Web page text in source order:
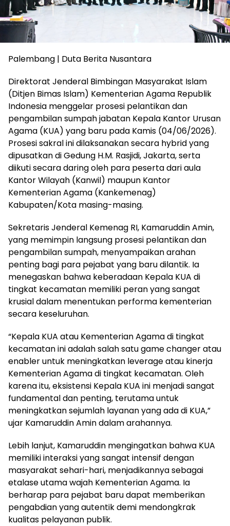
Palembang | Duta Berita Nusantara
Direktorat Jenderal Bimbingan Masyarakat Islam
(Ditjen Bimas Islam) Kementerian Agama Republik
Indonesia menggelar prosesi pelantikan dan
pengambilan sumpah jabatan Kepala Kantor Urusan
Agama (KUA) yang baru pada Kamis (04/06/2026).
Prosesi sakral ini dilaksanakan secara hybrid yang
dipusatkan di Gedung H.M. Rasjidi, Jakarta, serta
diikuti secara daring oleh para peserta dari aula
Kantor Wilayah (Kanwil) maupun Kantor
Kementerian Agama (Kankemenag)
Kabupaten/Kota masing-masing.
Sekretaris Jenderal Kemenag RI, Kamaruddin Amin,
yang memimpin langsung prosesi pelantikan dan
pengambilan sumpah, menyampaikan arahan
penting bagi para pejabat yang baru dilantik. Ia
menegaskan bahwa keberadaan Kepala KUA di
tingkat kecamatan memiliki peran yang sangat
krusial dalam menentukan performa kementerian
secara keseluruhan.
“Kepala KUA atau Kementerian Agama di tingkat
kecamatan ini adalah salah satu game changer atau
enabler untuk meningkatkan leverage atau kinerja
Kementerian Agama di tingkat kecamatan. Oleh
karena itu, eksistensi Kepala KUA ini menjadi sangat
fundamental dan penting, terutama untuk
meningkatkan sejumlah layanan yang ada di KUA,”
ujar Kamaruddin Amin dalam arahannya.
Lebih lanjut, Kamaruddin mengingatkan bahwa KUA
memiliki interaksi yang sangat intensif dengan
masyarakat sehari-hari, menjadikannya sebagai
etalase utama wajah Kementerian Agama. Ia
berharap para pejabat baru dapat memberikan
pengabdian yang autentik demi mendongkrak
kualitas pelayanan publik.